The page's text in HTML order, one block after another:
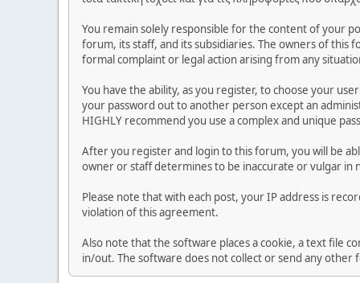
You remain solely responsible for the content of your
forum, its staff, and its subsidiaries. The owners of
formal complaint or legal action arising from any
You have the ability, as you register, to choose your
your password out to another person except an
HIGHLY recommend you use a complex and unique
After you register and login to this forum, you will be
owner or staff determines to be inaccurate or vulgar
Please note that with each post, your IP address is
violation of this agreement.
Also note that the software places a cookie, a text file
in/out. The software does not collect or send any